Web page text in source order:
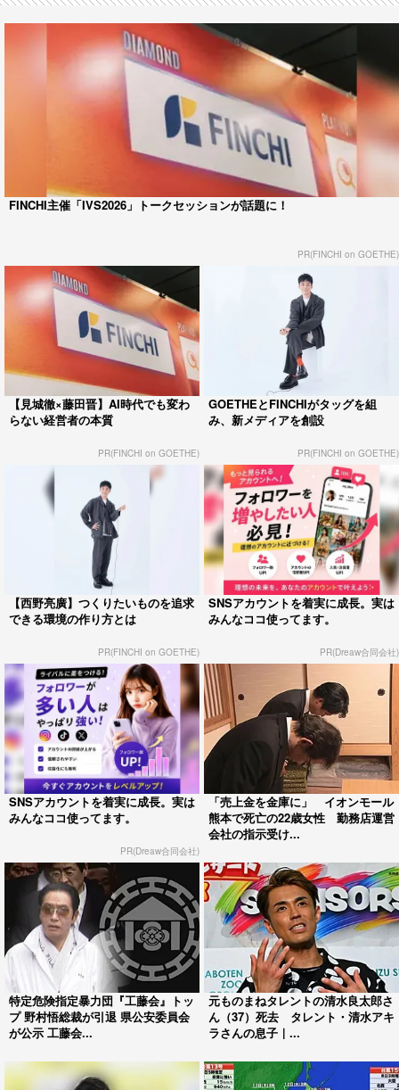
FINCHI主催「IVS2026」トークセッションが話題に！
PR(FINCHI on GOETHE)
【見城徹×藤田晋】AI時代でも変わ
らない経営者の本質
PR(FINCHI on GOETHE)
GOETHEとFINCHIがタッグを組
み、新メディアを創設
PR(FINCHI on GOETHE)
【西野亮廣】つくりたいものを追求
できる環境の作り方とは
PR(FINCHI on GOETHE)
SNSアカウントを着実に成長。実は
みんなココ使ってます。
PR(Dreaw合同会社)
SNSアカウントを着実に成長。実は
みんなココ使ってます。
PR(Dreaw合同会社)
「売上金を金庫に」 イオンモール
熊本で死亡の22歳女性 勤務店運営
会社の指示受け...
特定危険指定暴力団『工藤会』トッ
プ 野村悟総裁が引退 県公安委員会
が公示 工藤会...
元ものまねタレントの清水良太郎さ
ん（37）死去 タレント・清水アキ
ラさんの息子｜...